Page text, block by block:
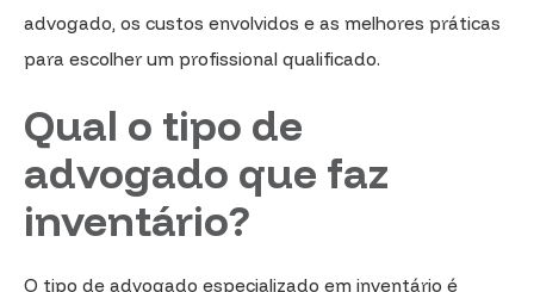
advogado, os custos envolvidos e as melhores práticas
para escolher um profissional qualificado.
Qual o tipo de
advogado que faz
inventário?
O tipo de advogado especializado em inventário é